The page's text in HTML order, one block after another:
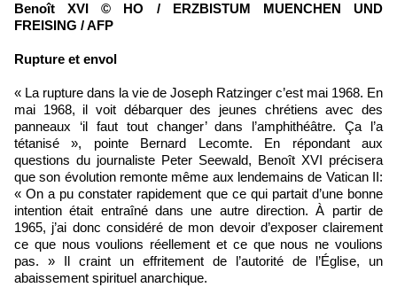
Benoît XVI © HO / ERZBISTUM MUENCHEN UND
FREISING / AFP
Rupture et envol
« La rupture dans la vie de Joseph Ratzinger c’est mai 1968. En
mai 1968, il voit débarquer des jeunes chrétiens avec des
panneaux ‘il faut tout changer’ dans l’amphithéâtre. Ça l’a
tétanisé », pointe Bernard Lecomte. En répondant aux
questions du journaliste Peter Seewald, Benoît XVI précisera
que son évolution remonte même aux lendemains de Vatican II:
« On a pu constater rapidement que ce qui partait d’une bonne
intention était entraîné dans une autre direction. À partir de
1965, j’ai donc considéré de mon devoir d’exposer clairement
ce que nous voulions réellement et ce que nous ne voulions
pas. » Il craint un effritement de l’autorité de l’Église, un
abaissement spirituel anarchique.